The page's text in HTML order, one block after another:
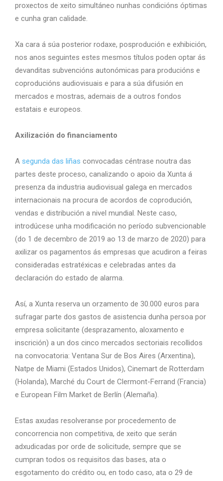
proxectos de xeito simultáneo nunhas condicións óptimas
e cunha gran calidade.
Xa cara á súa posterior rodaxe, posprodución e exhibición,
nos anos seguintes estes mesmos títulos poden optar ás
devanditas subvencións autonómicas para producións e
coproducións audiovisuais e para a súa difusión en
mercados e mostras, ademais de a outros fondos
estatais e europeos.
Axilización do financiamento
A segunda das liñas convocadas céntrase noutra das
partes deste proceso, canalizando o apoio da Xunta á
presenza da industria audiovisual galega en mercados
internacionais na procura de acordos de coprodución,
vendas e distribución a nivel mundial. Neste caso,
introdúcese unha modificación no período subvencionable
(do 1 de decembro de 2019 ao 13 de marzo de 2020) para
axilizar os pagamentos ás empresas que acudiron a feiras
consideradas estratéxicas e celebradas antes da
declaración do estado de alarma.
Así, a Xunta reserva un orzamento de 30.000 euros para
sufragar parte dos gastos de asistencia dunha persoa por
empresa solicitante (desprazamento, aloxamento e
inscrición) a un dos cinco mercados sectoriais recollidos
na convocatoria: Ventana Sur de Bos Aires (Arxentina),
Natpe de Miami (Estados Unidos), Cinemart de Rotterdam
(Holanda), Marché du Court de Clermont-Ferrand (Francia)
e European Film Market de Berlín (Alemaña).
Estas axudas resolveranse por procedemento de
concorrencia non competitiva, de xeito que serán
adxudicadas por orde de solicitude, sempre que se
cumpran todos os requisitos das bases, ata o
esgotamento do crédito ou, en todo caso, ata o 29 de